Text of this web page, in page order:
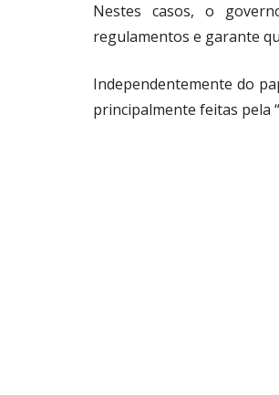
Nestes casos, o
regulamentos e garante
Independentemente do
principalmente feitas pela